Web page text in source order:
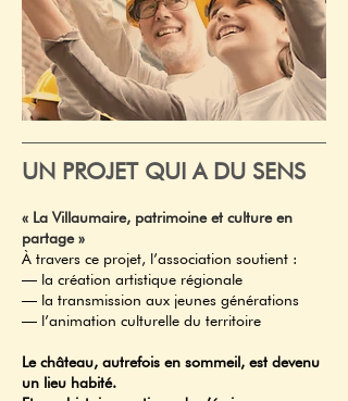
UN PROJET QUI A DU SENS
« La Villaumaire, patrimoine et culture en
partage »
À travers ce projet, l’association soutient :
— la création artistique régionale
— la transmission aux jeunes générations
— l’animation culturelle du territoire
Le château, autrefois en sommeil, est devenu
un lieu habité.